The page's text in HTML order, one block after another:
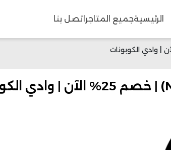
الرئيسيةجميع المتاجر اتصل بنا